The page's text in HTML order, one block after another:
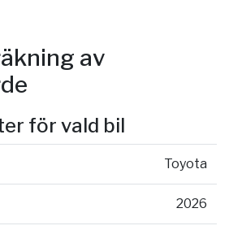
av
för vald bil
Toyota
2026